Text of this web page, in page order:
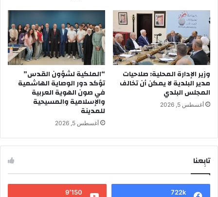
وزير الإدارة المحلية: صلاحيات
مدير البلدية لا يمكن أن تخالف
المجلس البلدي
أغسطس 5, 2026
“الملكية لشؤون القدس”
تؤكد دور الوصاية الهاشمية
في صون الهوية العربية
والإسلامية والمسيحية
للمدينة
أغسطس 5, 2026
تابِعنا
722k 9٬150